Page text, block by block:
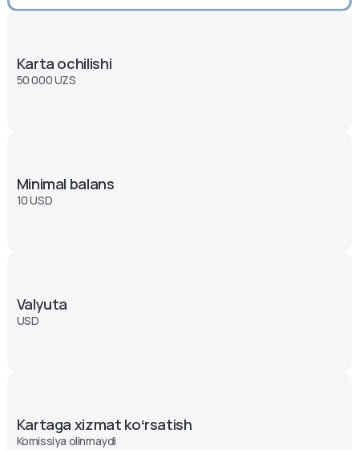
Karta ochilishi
50 000 UZS
Minimal balans
10 USD
Valyuta
USD
Kartaga xizmat koʻrsatish
Komissiya olinmaydi